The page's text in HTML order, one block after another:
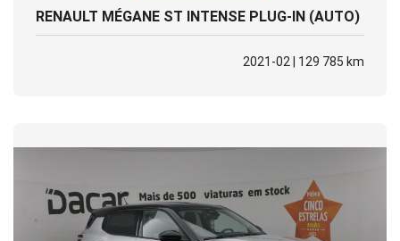
RENAULT MÉGANE ST INTENSE PLUG-IN (AUTO)
2021-02 | 129 785 km